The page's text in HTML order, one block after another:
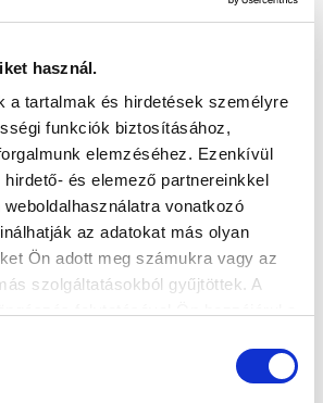
használ.
a tartalmak és hirdetések személyre
funkciók biztosításához,
elemzéséhez. Ezenkívül
és elemező partnereinkkel
vonatkozó
az adatokat más olyan
Ön adott meg számukra vagy az
szolgáltatásokból gyűjtöttek. A